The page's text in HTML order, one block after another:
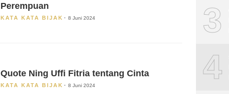
Perempuan
KATA KATA BIJAK 8 Juni 2024
Quote Ning Uffi Fitria tentang Cinta
KATA KATA BIJAK 8 Juni 2024
3
4